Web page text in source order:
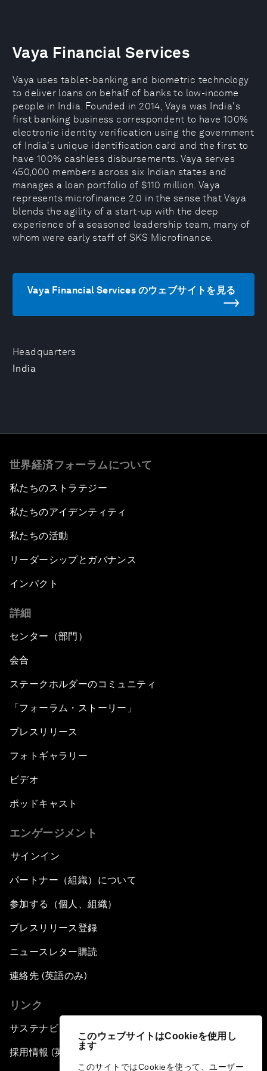
このウェブサイトはCookieを使用し
ます
このサイトではCookieを使って、ユーザー
Headquarters
India
Vaya Financial Services
Vaya uses tablet-banking and biometric technology
to deliver loans on behalf of banks to low-income
people in India. Founded in 2014, Vaya was India's
first banking business correspondent to have 100%
electronic identity verification using the government
of India's unique identification card and the first to
have 100% cashless disbursements. Vaya serves
450,000 members across six Indian states and
manages a loan portfolio of $110 million. Vaya
represents microfinance 2.0 in the sense that Vaya
blends the agility of a start-up with the deep
experience of a seasoned leadership team, many of
whom were early staff of SKS Microfinance.
Vaya Financial Services のウェブサイトを見る
世界経済フォーラムについて
私たちのストラテジー
私たちのアイデンティティ
私たちの活動
リーダーシップとガバナンス
インパクト
詳細
センター（部門）
会合
ステークホルダーのコミュニティ
「フォーラム・ストーリー」
プレスリリース
フォトギャラリー
ビデオ
ポッドキャスト
エンゲージメント
サインイン
パートナー（組織）について
参加する（個人、組織）
プレスリリース登録
ニュースレター購読
連絡先 (英語のみ)
リンク
サステナビリティへの取り組み
採用情報 (英語のみ)